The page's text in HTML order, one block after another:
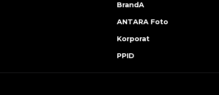
BrandA
ANTARA Foto
Korporat
PPID